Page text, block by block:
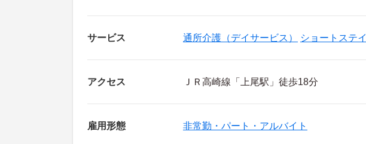
サービス 通所介護（デイサービス） ショートステイ
アクセス ＪＲ高崎線「上尾駅」徒歩18分
雇用形態 非常勤・パート・アルバイト